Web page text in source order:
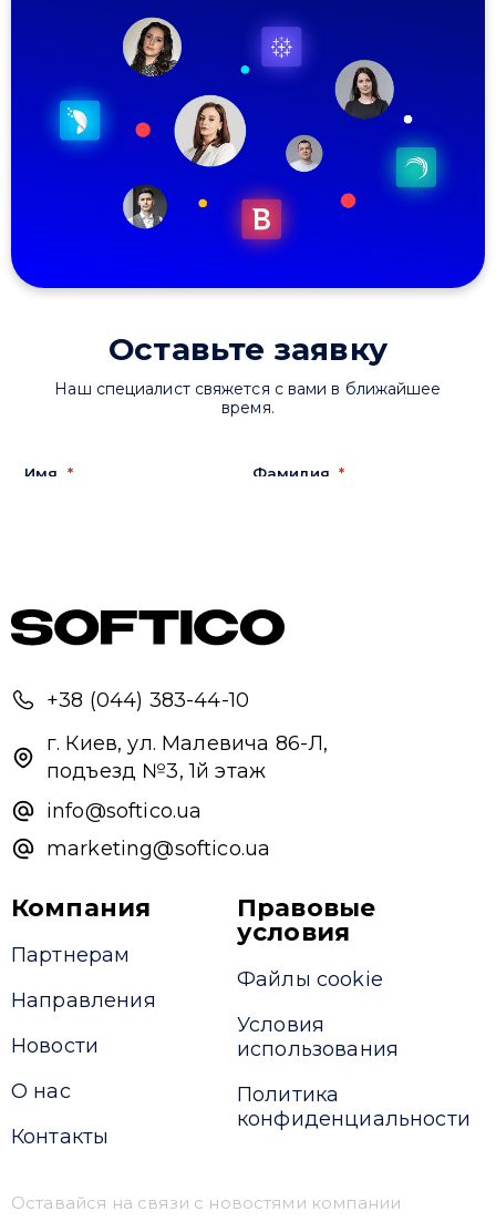
+38 (044) 383-44-10
г. Киев, ул. Малевича 86-Л,
подъезд №3, 1й этаж
info@softico.ua
marketing@softico.ua
Компания
Партнерам
Направления
Новости
О нас
Контакты
Правовые
условия
Файлы cookie
Условия
использования
Политика
конфиденциальности
Оставайся на связи с новостями компании